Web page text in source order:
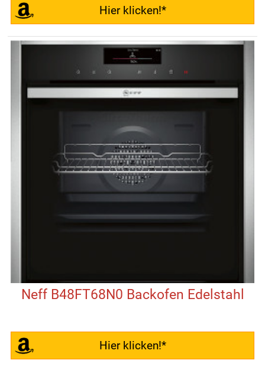
Hier klicken!*
Neff B48FT68N0 Backofen Edelstahl
Hier klicken!*